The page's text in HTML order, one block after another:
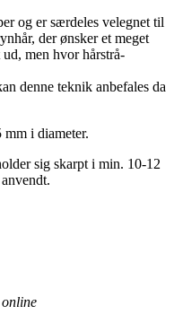
og er særdeles velegnet til
der ønsker et meget
men hvor hårstrå-
denne teknik anbefales da
mm i diameter.
sig skarpt i min. 10-12